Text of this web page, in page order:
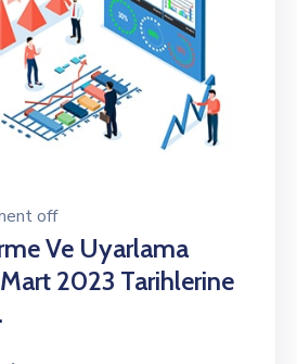
off
Ve Uyarlama
2023 Tarihlerine